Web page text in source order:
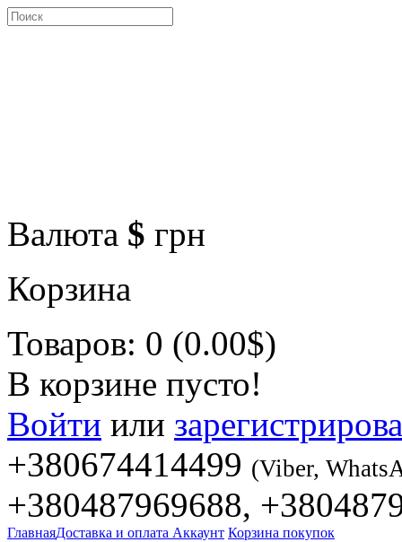
Валюта $ грн
Корзина
Товаров: 0 (0.00$)
В корзине пусто!
Войти или
+380674414499 (Viber,
+380487969688,
ГлавнаяДоставка и оплата Аккаунт Корзина покупок